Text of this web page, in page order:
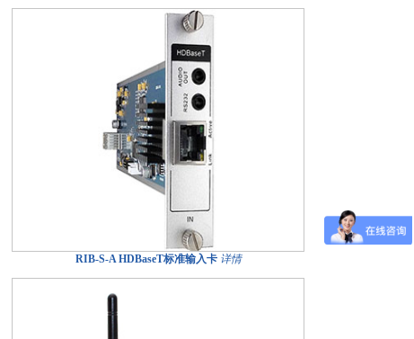
RIB-S-A HDBaseT标准输入卡 详情